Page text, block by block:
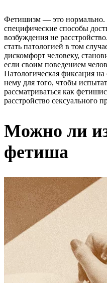
Фетишизм — это нормально.
специфические способы
возбуждения не
стать патологией в том
дискомфорт человеку,
если своим поведением
Патологическая фиксация на
нему для того, чтобы
рассматриваться как
расстройство сексуального
Можно ли
фетиша